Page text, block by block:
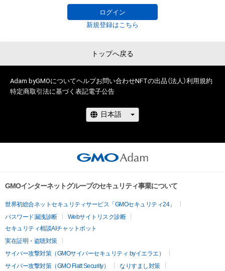
ログイン
新規登録はこちら
トップへ戻る
Adam byGMOについてヘルプお問い合わせNFTの出品（法人）利用規約
特定商取引法に基づく表記電子公告
GMOインターネットグループのセキュリティ事業について
世界初総合ネットセキュリティサービス「GMOセキュリティ24」
パスワード漏洩診断
Webサイトリスク診断
セキュリティ相談AIチャットボット
実在証明・盗聴対策
サイバー攻撃対策（GMOサイバーセキュリティ byイエラエ）
サイバー攻撃対策（GMO Flatt Security）
なりすまし対策